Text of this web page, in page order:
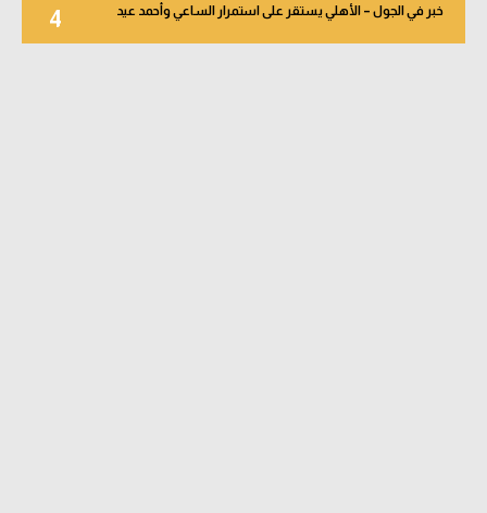
4 خبر في الجول – الأهلي يستقر على استمرار الساعي وأحمد عيد